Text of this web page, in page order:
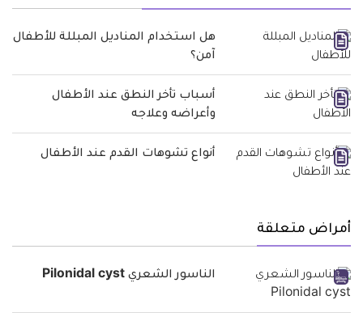
هل استخدام المناديل المبللة للأطفال
آمن؟
أسباب تأخر النطق عند الأطفال
وأعراضه وعلاجه
أنواع تشوهات القدم عند الأطفال
أمراض متعلقة
الناسور الشعري Pilonidal cyst